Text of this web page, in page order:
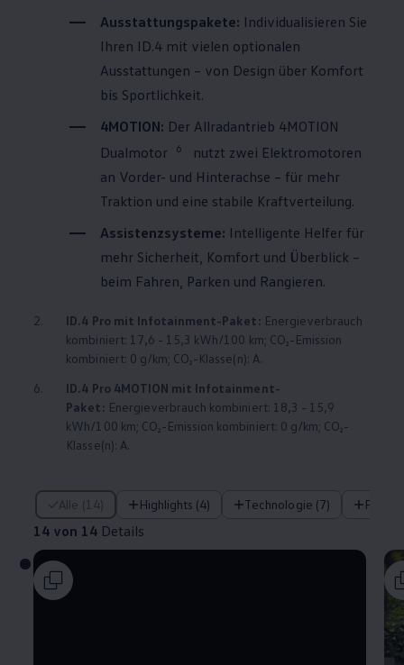
Ausstattungspakete: Individualisieren Sie
Ihren ID.4 mit vielen optionalen
Ausstattungen – von Design über Komfort
bis Sportlichkeit.
4MOTION: Der Allradantrieb 4MOTION
Dualmotor
6
nutzt zwei Elektromotoren
an Vorder- und Hinterachse – für mehr
Traktion und eine stabile Kraftverteilung.
Assistenzsysteme: Intelligente Helfer für
mehr Sicherheit, Komfort und Überblick –
beim Fahren, Parken und Rangieren.
2. ID.4 Pro mit Infotainment-Paket: Energieverbrauch
kombiniert: 17,6 - 15,3 kWh/100 km; CO₂-Emission
kombiniert: 0 g/km; CO₂-Klasse(n): A.
6.
ID.4 Pro 4MOTION mit Infotainment-
Paket: Energieverbrauch kombiniert: 18,3 - 15,9
kWh/100 km; CO₂-Emission kombiniert: 0 g/km; CO₂-
Klasse(n): A.
Alle (14) Highlights (4) Technologie (7)
14 von 14 Details
14 von 14 Details